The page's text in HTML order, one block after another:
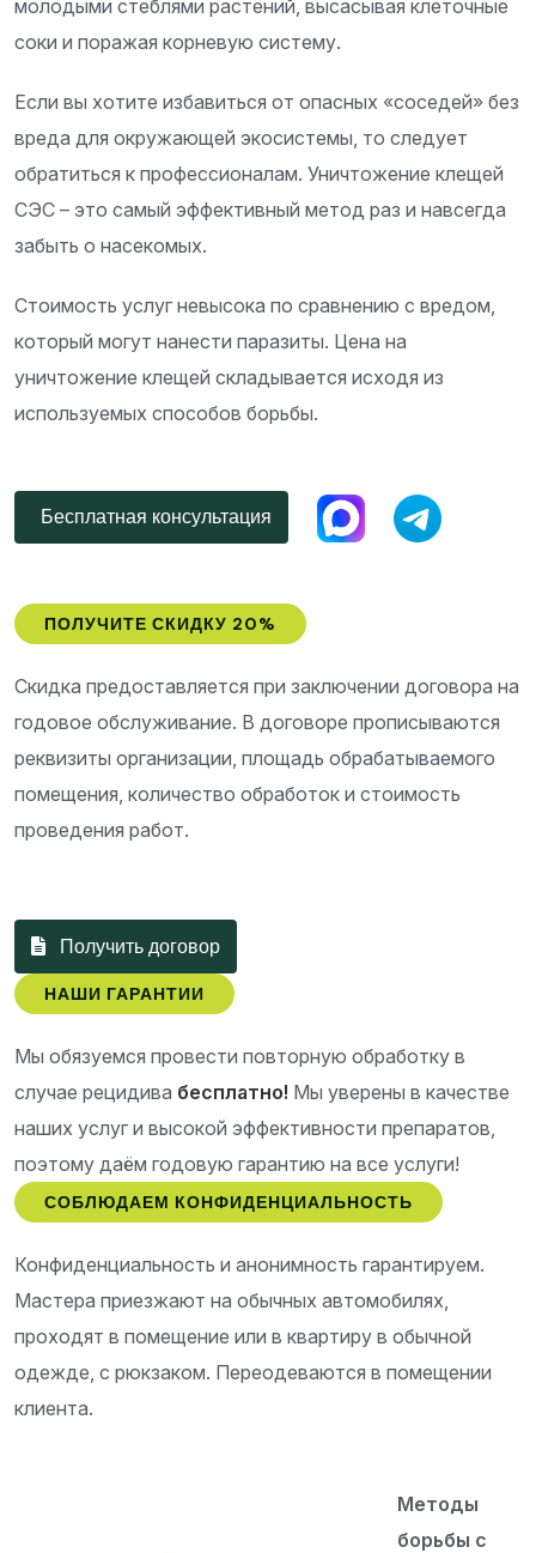
молодыми стеблями растений, высасывая клеточные
соки и поражая корневую систему.
Если вы хотите избавиться от опасных «соседей» без
вреда для окружающей экосистемы, то следует
обратиться к профессионалам. Уничтожение клещей
СЭС – это самый эффективный метод раз и навсегда
забыть о насекомых.
Стоимость услуг невысока по сравнению с вредом,
который могут нанести паразиты. Цена на
уничтожение клещей складывается исходя из
используемых способов борьбы.
Бесплатная консультация
ПОЛУЧИТЕ СКИДКУ 20%
Скидка предоставляется при заключении договора на
годовое обслуживание. В договоре прописываются
реквизиты организации, площадь обрабатываемого
помещения, количество обработок и стоимость
проведения работ.
Получить договор
НАШИ ГАРАНТИИ
Мы обязуемся провести повторную обработку в
случае рецидива бесплатно! Мы уверены в качестве
наших услуг и высокой эффективности препаратов,
поэтому даём годовую гарантию на все услуги!
СОБЛЮДАЕМ КОНФИДЕНЦИАЛЬНОСТЬ
Конфиденциальность и анонимность гарантируем.
Мастера приезжают на обычных автомобилях,
проходят в помещение или в квартиру в обычной
одежде, с рюкзаком. Переодеваются в помещении
клиента.
Методы
борьбы с